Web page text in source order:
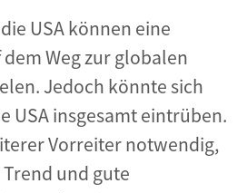
USA können eine
Weg zur globalen
Jedoch könnte sich
USA insgesamt eintrüben.
Vorreiter notwendig,
und gute